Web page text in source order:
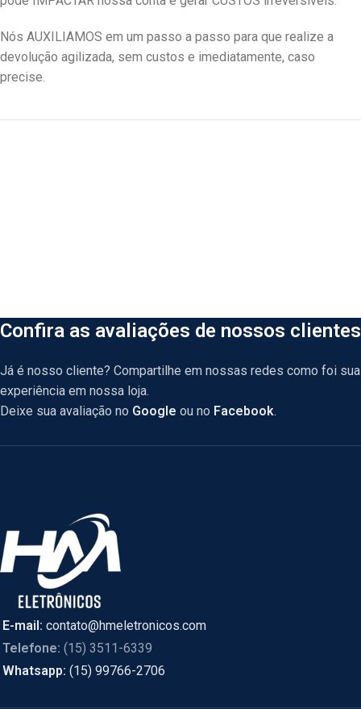
Nós AUXILIAMOS em um passo a passo para que realize a
devolução agilizada, sem custos e imediatamente, caso
precise.
Confira as avaliações de nossos clientes
Já é nosso cliente? Compartilhe em nossas redes como foi sua
experiência em nossa loja.
Deixe sua avaliação no Google ou no Facebook.
E-mail: contato@hmeletronicos.com
Telefone: (15) 3511-6339
Whatsapp: (15) 99766-2706